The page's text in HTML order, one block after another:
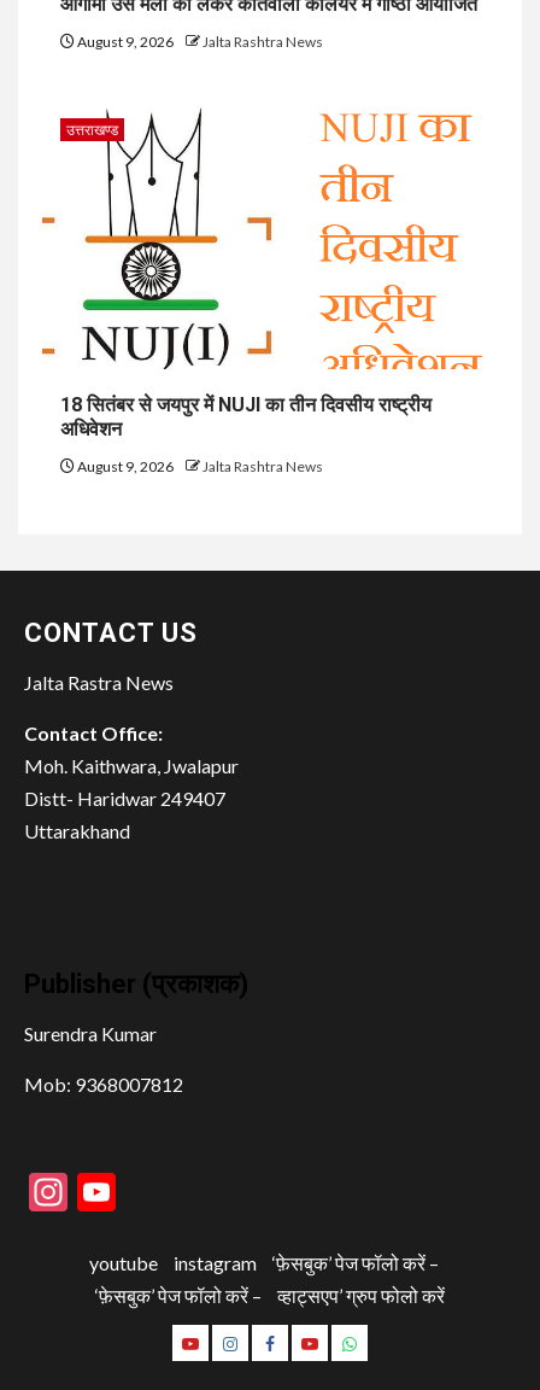
August 9, 2026 Jalta Rashtra News
उत्तराखण्ड
18 सितंबर से जयपुर में NUJI का तीन दिवसीय राष्ट्रीय
अधिवेशन
August 9, 2026 Jalta Rashtra News
CONTACT US
Jalta Rastra News
Contact Office:
Moh. Kaithwara, Jwalapur
Distt- Haridwar 249407
Uttarakhand
Publisher (प्रकाशक)
Surendra Kumar
Mob: 9368007812
Instagram
youtube instagram
‘फ़ेसबुक’ पेज फॉलो करें –
‘फ़ेसबुक’ पेज फॉलो करें –
व्हाट्सएप’ ग्रुप फोलो करें
youtubeinstagram
‘फ़ेसबुक’‘फ़ेसबुक’व्हाट्सएप’